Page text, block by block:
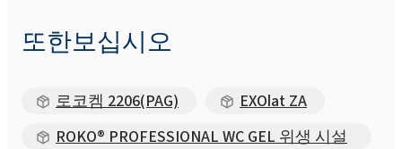
또한보십시오
로코켐 2206(PAG)
EXOlat ZA
ROKO® PROFESSIONAL WC GEL 위생 시설